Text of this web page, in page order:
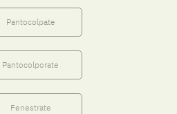
Pantocolpate
Pantocolporate
Fenestrate